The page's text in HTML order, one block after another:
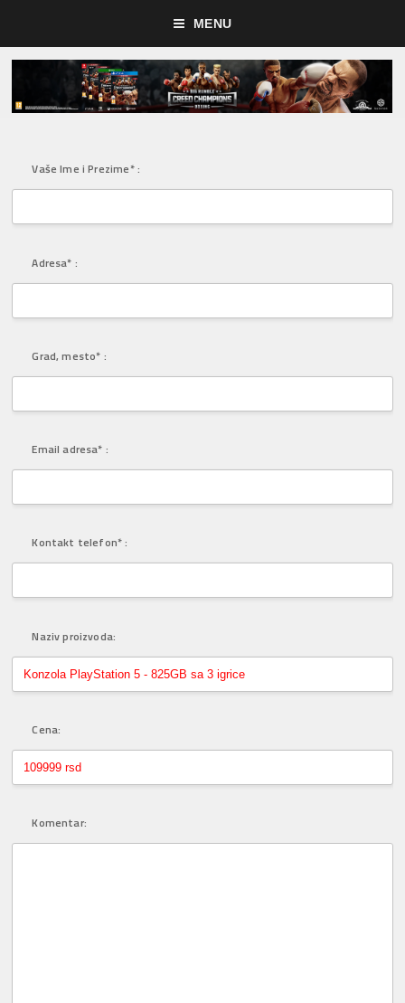
MENU
Vaše Ime i Prezime* :
Adresa* :
Grad, mesto* :
Email adresa* :
Kontakt telefon* :
Naziv proizvoda:
Cena:
Komentar: